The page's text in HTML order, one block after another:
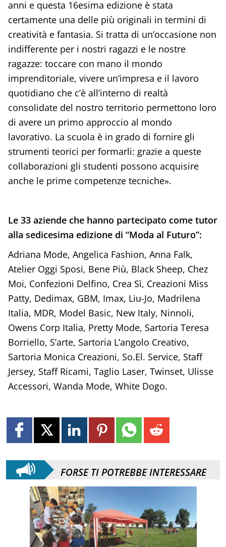
anni e questa 16esima edizione è stata
certamente una delle più originali in termini di
creatività e fantasia. Si tratta di un’occasione non
indifferente per i nostri ragazzi e le nostre
ragazze: toccare con mano il mondo
imprenditoriale, vivere un’impresa e il lavoro
quotidiano che c’è all’interno di realtà
consolidate del nostro territorio permettono loro
di avere un primo approccio al mondo
lavorativo. La scuola è in grado di fornire gli
strumenti teorici per formarli: grazie a queste
collaborazioni gli studenti possono acquisire
anche le prime competenze tecniche».
Le 33 aziende che hanno partecipato come tutor
alla sedicesima edizione di “Moda al Futuro”:
Adriana Mode, Angelica Fashion, Anna Falk,
Atelier Oggi Sposi, Bene Più, Black Sheep, Chez
Moi, Confezioni Delfino, Crea Sì, Creazioni Miss
Patty, Dedimax, GBM, Imax, Liu-Jo, Madrilena
Italia, MDR, Model Basic, New Italy, Ninnoli,
Owens Corp Italia, Pretty Mode, Sartoria Teresa
Borriello, S’arte, Sartoria L’angolo Creativo,
Sartoria Monica Creazioni, So.El. Service, Staff
Jersey, Staff Ricami, Taglio Laser, Twinset, Ulisse
Accessori, Wanda Mode, White Dogo.
FORSE TI POTREBBE INTERESSARE